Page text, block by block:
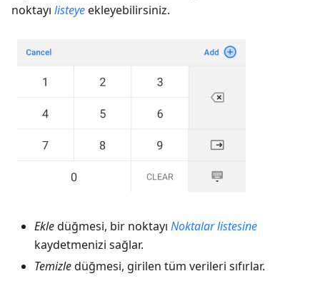
noktayı listeyeekleyebilirsiniz.
Ekledüğmesi, bir noktayı Noktalar listesine
kaydetmenizi sağlar.
Temizledüğmesi, girilen tüm verileri sıfırlar.